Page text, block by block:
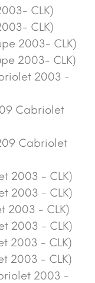
CLK)
CLK)
2003- CLK)
2003- CLK)
2003 -
Cabriolet
Cabriolet
2003 - CLK)
2003 - CLK)
2003 - CLK)
2003 - CLK)
2003 - CLK)
2003 - CLK)
2003 -